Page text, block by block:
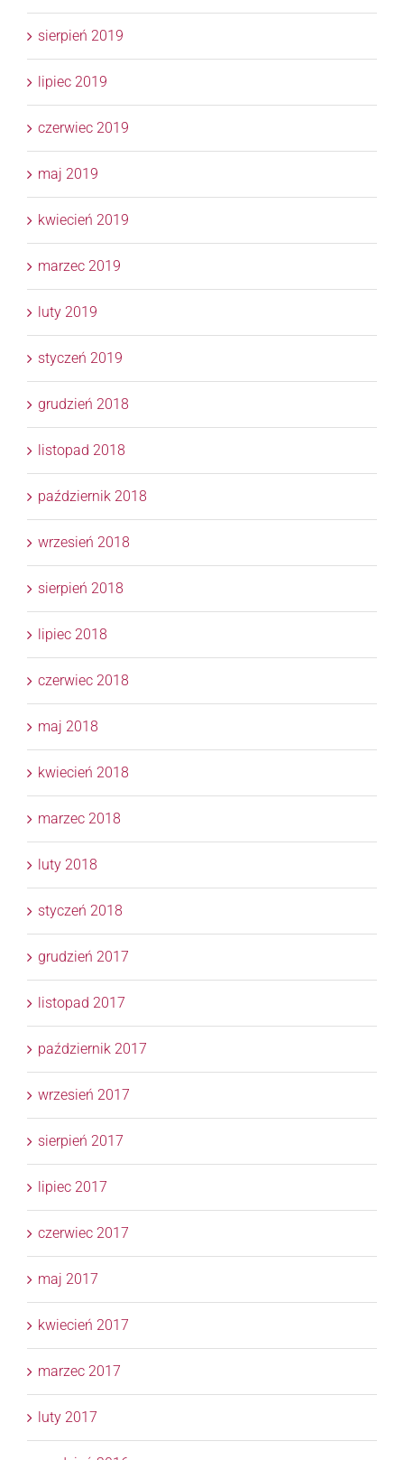
sierpień 2019
lipiec 2019
czerwiec 2019
maj 2019
kwiecień 2019
marzec 2019
luty 2019
styczeń 2019
grudzień 2018
listopad 2018
październik 2018
wrzesień 2018
sierpień 2018
lipiec 2018
czerwiec 2018
maj 2018
kwiecień 2018
marzec 2018
luty 2018
styczeń 2018
grudzień 2017
listopad 2017
październik 2017
wrzesień 2017
sierpień 2017
lipiec 2017
czerwiec 2017
maj 2017
kwiecień 2017
marzec 2017
luty 2017